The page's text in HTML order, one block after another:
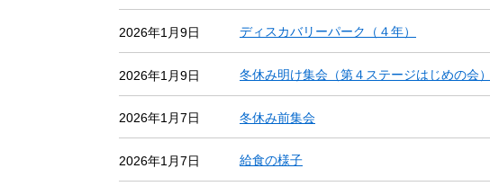
2026年1月9日 ディスカバリーパーク（４年）
2026年1月9日 冬休み明け集会（第４ステージはじめの会）
2026年1月7日 冬休み前集会
2026年1月7日 給食の様子